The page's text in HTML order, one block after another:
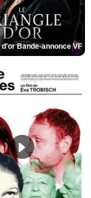
d'or Bande-annonce VF